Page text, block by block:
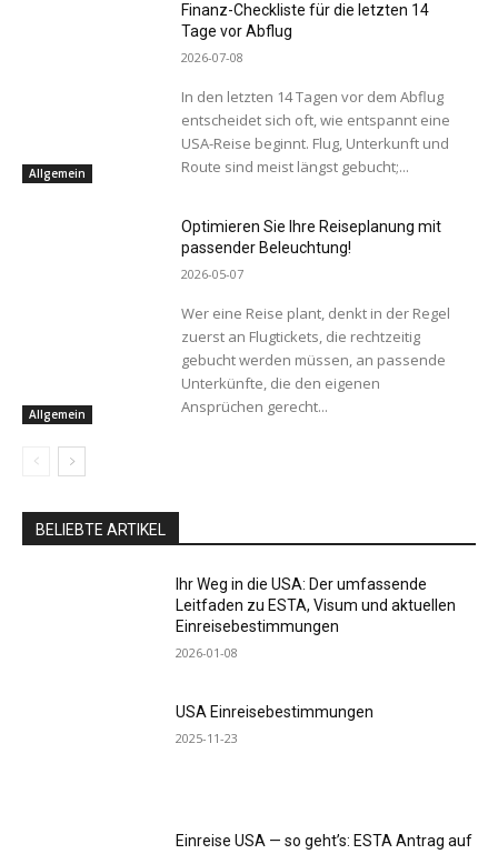
Allgemein
Finanz-Checkliste für die letzten 14
Tage vor Abflug
2026-07-08
In den letzten 14 Tagen vor dem Abflug
entscheidet sich oft, wie entspannt eine
USA-Reise beginnt. Flug, Unterkunft und
Route sind meist längst gebucht;...
Allgemein
Optimieren Sie Ihre Reiseplanung mit
passender Beleuchtung!
2026-05-07
Wer eine Reise plant, denkt in der Regel
zuerst an Flugtickets, die rechtzeitig
gebucht werden müssen, an passende
Unterkünfte, die den eigenen
Ansprüchen gerecht...
BELIEBTE ARTIKEL
Ihr Weg in die USA: Der umfassende
Leitfaden zu ESTA, Visum und aktuellen
Einreisebestimmungen
2026-01-08
USA Einreisebestimmungen
2025-11-23
Einreise USA — so geht’s: ESTA Antrag auf